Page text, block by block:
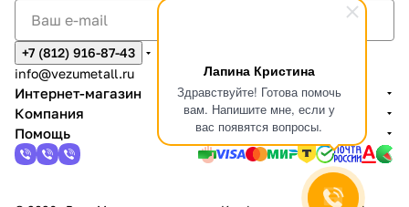
Лапина Кристина
Здравствуйте! Готова помочь
вам. Напишите мне, если у
вас появятся вопросы.
+7 (812) 916-87-43
info@vezumetall.ru
Интернет-магазин
Компания
Помощь